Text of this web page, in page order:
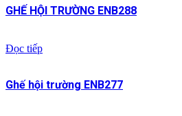
GHẾ HỘI TRƯỜNG ENB288
Đọc tiếp
Ghế hội trường ENB277